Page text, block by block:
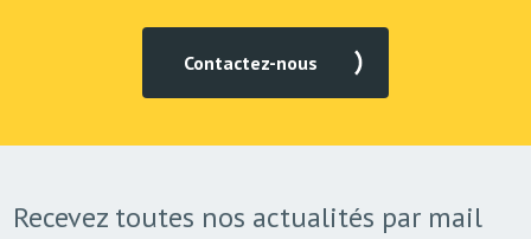
Contactez-nous
Recevez toutes nos actualités par mail